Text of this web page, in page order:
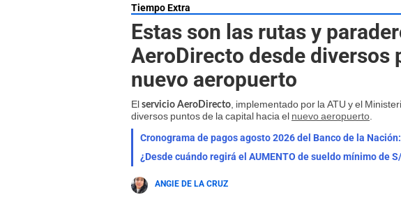
Tiempo Extra
Estas son las rutas y
AeroDirecto desde diversos
nuevo aeropuerto
El servicio AeroDirecto , implementado por la ATU y el
diversos puntos de la capital hacia el nuevo aeropuerto
¿Desde cuándo regirá el AUMENTO de sueldo mínimo de
ANGIE DE LA CRUZ